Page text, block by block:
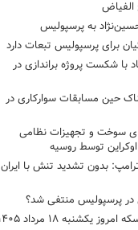
الفیاض
به پرسپولیس
برای پرسپولیس تبعات دارد
با شکست پروژه براندازی در
حین مسابقات سوارکاری در
سوخت و تجهیزات نظامی
توسط روسیه
بدون تشدید تنش با ایران
در پرسپولیس منتفی شد؟
یکشنبه ۱۸ مرداد ۱۴۰۵